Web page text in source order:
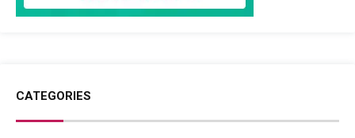
CATEGORIES